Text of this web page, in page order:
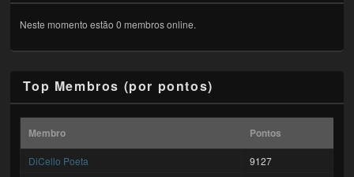
Neste momento estão 0 membros online.
Top Membros (por pontos)
Membro Pontos
DiCello Poeta
9127